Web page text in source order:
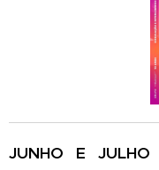
JUNHO E JULHO